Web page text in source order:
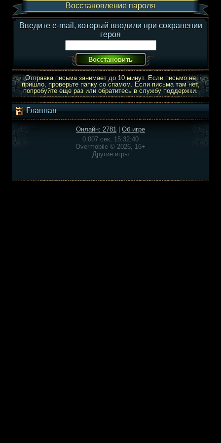
Восстановление пароля
Введите e-mail, который вводили при сохранении
героя
Отправка письма занимает до 10 минут. Если письмо не
пришло, проверьте папку со спамом. Если письма там нет,
попробуйте еще раз или обратитесь в службу поддержки.
Главная
Онлайн: 2781
Об игре
0.007 сек, 15:32:40
Overmobile © 2026, 16+
Другие игры